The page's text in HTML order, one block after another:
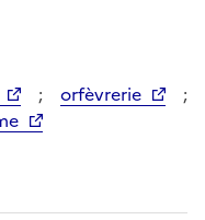
; orfèvrerie
;